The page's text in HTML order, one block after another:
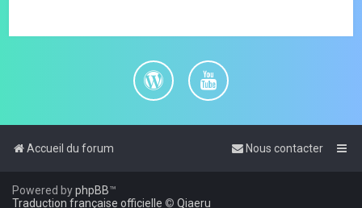
Accueil du forum Nous contacter
Powered byphpBB™
Traduction française officielle © Qiaeru